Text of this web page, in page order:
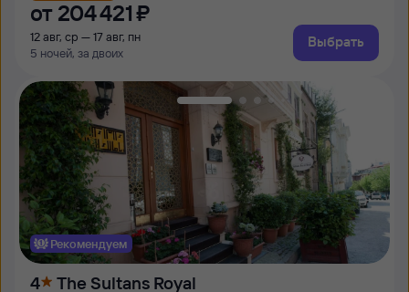
от 204 ⁠421 ⁠₽
12 авг, ср — 17 авг, пн
5 ночей, за двоих
Выбрать
Рекомендуем
4 The Sultans Royal